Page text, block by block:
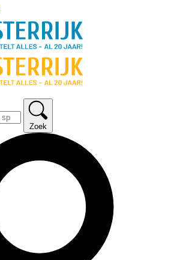
Zoek